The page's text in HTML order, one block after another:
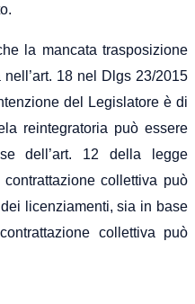
la mancata trasposizione
18 nel Dlgs 23/2015
del Legislatore è di
reintegratoria può essere
dell’art. 12 della legge
collettiva può
licenziamenti, sia in base
collettiva può